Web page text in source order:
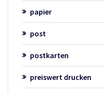
papier
post
postkarten
preiswert drucken